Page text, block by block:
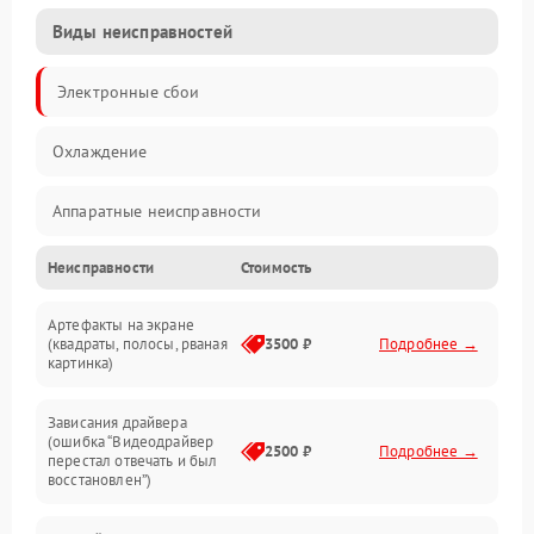
Виды неисправностей
Электронные сбои
Охлаждение
Аппаратные неисправности
Перегрев и термопроблемы
Видео
Интерфейсные и коммуникационные проблемы
Неисправности Стоимость
Артефакты на экране
(квадраты, полосы, рваная
картинка)
3500 ₽ Подробнее →
Зависания драйвера
(ошибка “Видеодрайвер
перестал отвечать и был
восстановлен”)
2500 ₽ Подробнее →